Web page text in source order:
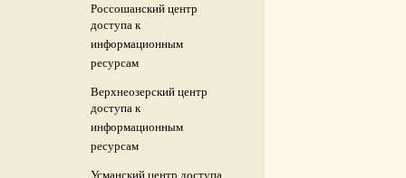
Россошанский центр
доступа к
информационным
ресурсам
Верхнеозерский центр
доступа к
информационным
ресурсам
Усманский центр доступа